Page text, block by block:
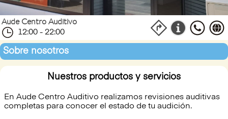
Aude Centro Auditivo
12:00 - 22:00
Sobre nosotros
Nuestros productos y servicios
En Aude Centro Auditivo realizamos revisiones auditivas
completas para conocer el estado de tu audición.